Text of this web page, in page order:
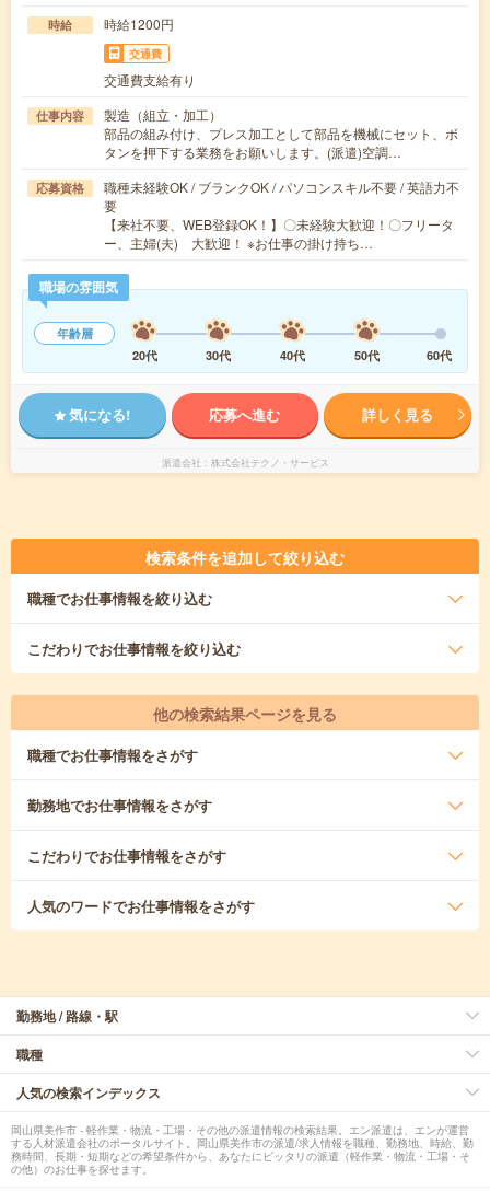
時給 時給1200円
交通費
交通費支給有り
仕事内容
製造（組立・加工）
部品の組み付け、プレス加工として部品を機械にセット、ボ
タンを押下する業務をお願いします。(派遣)空調…
応募資格
職種未経験OK / ブランクOK / パソコンスキル不要 / 英語力不
要
【来社不要、WEB登録OK！】〇未経験大歓迎！〇フリータ
ー、主婦(夫) 大歓迎！ ※お仕事の掛け持ち…
職場の雰囲気
年齢層
20代
30代 40代 50代 60代
気になる! 応募へ進む 詳しく見る
派遣会社 株式会社テクノ・サービス
検索条件を追加して絞り込む
職種でお仕事情報を絞り込む
こだわりでお仕事情報を絞り込む
他の検索結果ページを見る
職種でお仕事情報をさがす
勤務地でお仕事情報をさがす
こだわりでお仕事情報をさがす
人気のワードでお仕事情報をさがす
勤務地 / 路線・駅
職種
人気の検索インデックス
岡山県美作市 - 軽作業・物流・工場・その他の派遣情報の検索結果。エン派遣は、エンが運営
する人材派遣会社のポータルサイト。岡山県美作市の派遣/求人情報を職種、勤務地、時給、勤
務時間、長期・短期などの希望条件から、あなたにピッタリの派遣（軽作業・物流・工場・そ
の他）のお仕事を探せます。